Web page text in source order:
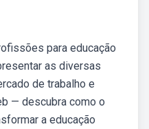
para educação
as diversas
de trabalho e
— descubra como o
a educação